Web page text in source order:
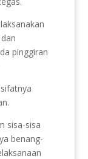
pinggiran
sisa-sisa
benang-